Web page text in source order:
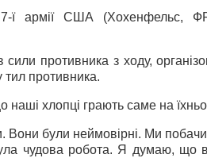
7-ї армії США (Хохенфельс,
противника з ходу,
тил противника.
хлопці грають саме на
були неймовірні. Ми
чудова робота. Я думаю, що